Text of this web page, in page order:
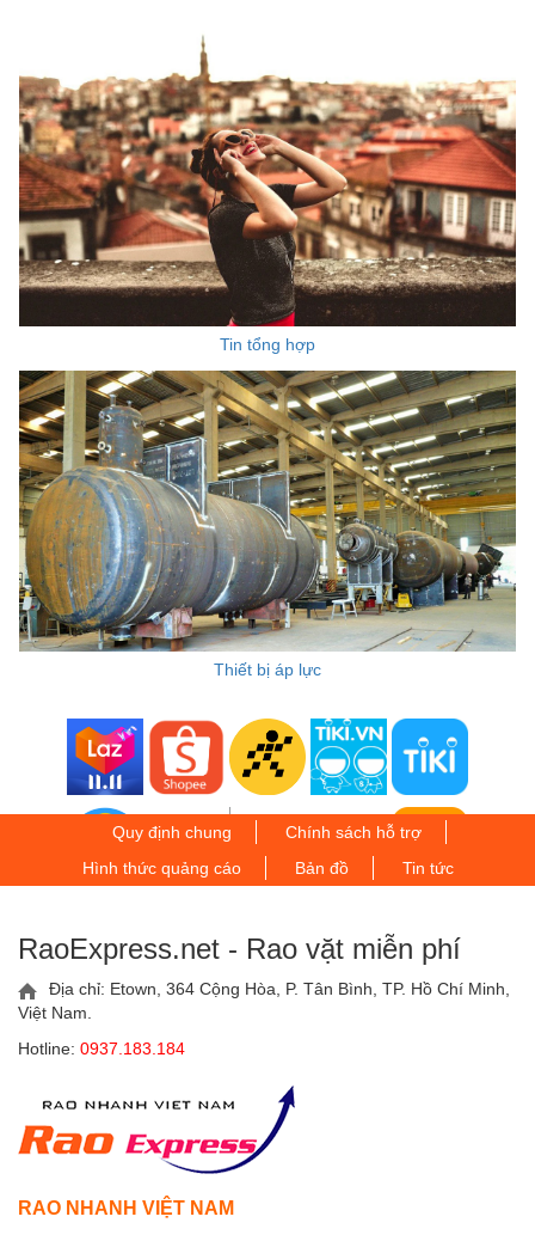
Tin tổng hợp
Thiết bị áp lực
Quy định chung
Chính sách hỗ trợ
Hình thức quảng cáo
Bản đồ Tin tức
RaoExpress.net - Rao vặt miễn phí
Địa chỉ: Etown, 364 Cộng Hòa, P. Tân Bình, TP. Hồ Chí Minh,
Việt Nam.
Hotline: 0937.183.184
RAO NHANH VIỆT NAM